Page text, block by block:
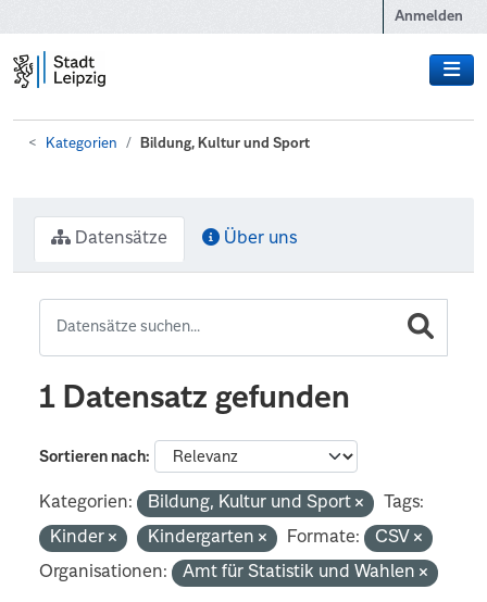
Anmelden
Kategorien Bildung, Kultur und Sport
Datensätze Über uns
1 Datensatz gefunden
Sortieren nach
Kategorien: Bildung, Kultur und Sport
Tags:
Kinder
Kindergarten Formate:
CSV
Organisationen:
Amt für Statistik und Wahlen